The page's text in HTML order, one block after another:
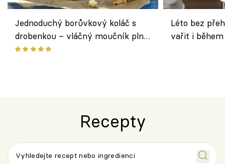
Jednoduchý borůvkový koláč s
drobenkou – vláčný moučník plný
ovoce
Léto bez
vařit i
Recepty